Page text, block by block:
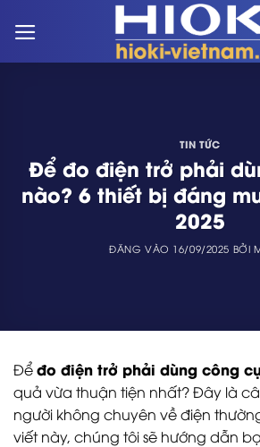
qua
TIN TỨC
Để đo điện trở phải
nào? 6 thiết bị đáng
2025
ĐĂNG VÀO 16/09/2025 BỞI
Đểđo điện trở phải dùng công
quả vừa thuận tiện nhất? Đây là
người không chuyên về điện
viết này, chúng tôi sẽ hướng dẫn